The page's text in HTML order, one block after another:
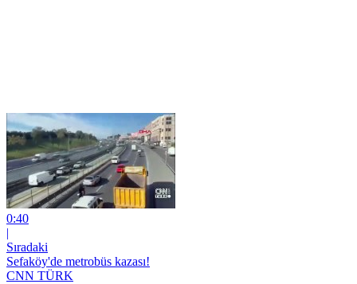
0:40
|
Sıradaki
Sefaköy'de metrobüs kazası!
CNN TÜRK